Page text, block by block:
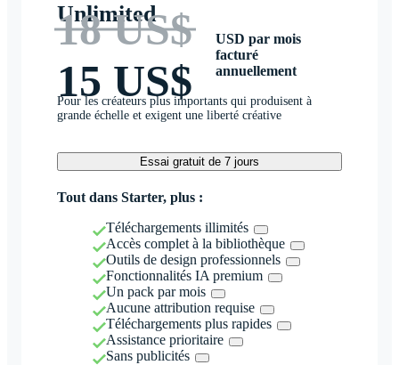
Unlimited
18 US$
15 US$
USD par mois
facturé
annuellement
Pour les créateurs plus importants qui produisent à
grande échelle et exigent une liberté créative
Essai gratuit de 7 jours
Tout dans Starter, plus :
Téléchargements illimités
Accès complet à la bibliothèque
Outils de design professionnels
Fonctionnalités IA premium
Un pack par mois
Aucune attribution requise
Téléchargements plus rapides
Assistance prioritaire
Sans publicités